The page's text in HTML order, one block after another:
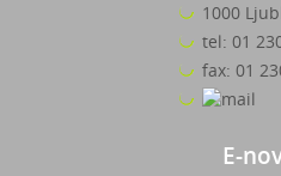
1000
tel: 01
fax: 01
E-